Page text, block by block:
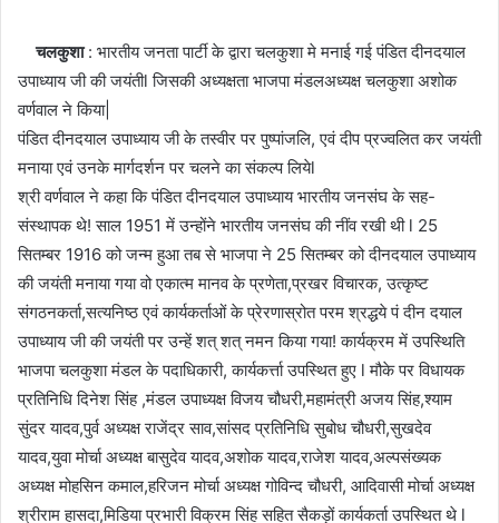
चलकुशा: भारतीय जनता पार्टी के द्वारा चलकुशा मे मनाई गई पंडित दीनदयाल
उपाध्याय जी की जयंतीl जिसकी अध्यक्षता भाजपा मंडलअध्यक्ष चलकुशा अशोक
वर्णवाल ने किया|
पंडित दीनदयाल उपाध्याय जी के तस्वीर पर पुष्पांजलि, एवं दीप प्रज्वलित कर जयंती
मनाया एवं उनके मार्गदर्शन पर चलने का संकल्प लियेl
श्री वर्णवाल ने कहा कि पंडित दीनदयाल उपाध्याय भारतीय जनसंघ के सह-
संस्थापक थे! साल 1951 में उन्होंने भारतीय जनसंघ की नींव रखी थी l 25
सितम्बर 1916 को जन्म हुआ तब से भाजपा ने 25 सितम्बर को दीनदयाल उपाध्याय
की जयंती मनाया गया वो एकात्म मानव के प्रणेता,प्रखर विचारक, उत्कृष्ट
संगठनकर्ता,सत्यनिष्ठ एवं कार्यकर्ताओं के प्रेरणास्रोत परम श्रद्धये पं दीन दयाल
उपाध्याय जी की जयंती पर उन्हें शत् शत् नमन किया गया! कार्यक्रम में उपस्थिति
भाजपा चलकुशा मंडल के पदाधिकारी, कार्यकर्त्ता उपस्थित हुए l मौके पर विधायक
प्रतिनिधि दिनेश सिंह ,मंडल उपाध्यक्ष विजय चौधरी,महामंत्री अजय सिंह,श्याम
सुंदर यादव,पुर्व अध्यक्ष राजेंद्र साव,सांसद प्रतिनिधि सुबोध चौधरी,सुखदेव
यादव,युवा मोर्चा अध्यक्ष बासुदेव यादव,अशोक यादव,राजेश यादव,अल्पसंख्यक
अध्यक्ष मोहसिन कमाल,हरिजन मोर्चा अध्यक्ष गोविन्द चौधरी, आदिवासी मोर्चा अध्यक्ष
श्रीराम हासदा,मिडिया प्रभारी विक्रम सिंह सहित सैकड़ों कार्यकर्ता उपस्थित थे l